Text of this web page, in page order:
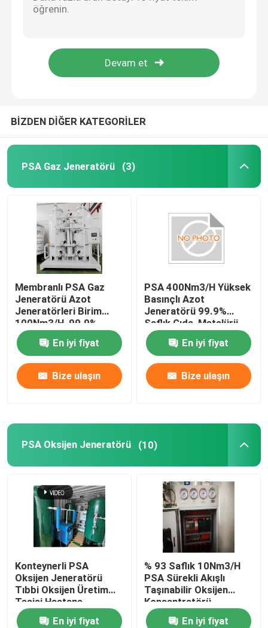
Hava kompresörü güçlendirici
ABB Basınç Göndericisi
Akışölçer Kalibrasyon Sistemi
Sıvı Akış Kalibrasyon Sistemi
Otomasyon Robotu Kol
Dijital konumlandırıcı
Klasik Venturi tüpü VTC
BİZDEN DİĞER KATEGORİLER
PSA Gaz Jeneratörü (3)
Membranlı PSA Gaz
Jeneratörü Azot
Jeneratörleri Birim
100Nm3/H, 99.9%
Saflık
En iyi fiyat
Bize ulaşın
PSA 400Nm3/H Yüksek
Basınçlı Azot
Jeneratörü 99.9%
Saflık Gıda, Metalürji,
Kimyasal
En iyi fiyat
Bize ulaşın
PSA Oksijen Jeneratörü (10)
Konteynerli PSA
Oksijen Jeneratörü
Tıbbi Oksijen Üretim
Tesisi Hastane
En iyi fiyat
% 93 Saflık 10Nm3/H
PSA Sürekli Akışlı
Taşınabilir Oksijen
Konsantratörü
En iyi fiyat